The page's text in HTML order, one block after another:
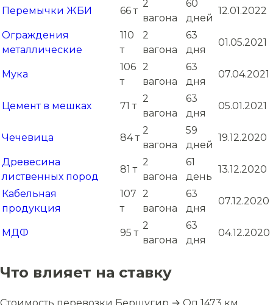
Перемычки ЖБИ 66 т
2
вагона
60
дней
12.01.2022
Ограждения
металлические
110
т
2
вагона
63
дня
01.05.2021
Мука
106
т
2
вагона
63
дня
07.04.2021
Цемент в мешках 71 т
2
вагона
63
дня
05.01.2021
Чечевица 84 т
2
вагона
59
дней
19.12.2020
Древесина
лиственных пород
81 т
2
вагона
61
день
13.12.2020
Кабельная
продукция
107
т
2
вагона
63
дня
07.12.2020
МДФ 95 т
2
вагона
63
дня
04.12.2020
Что влияет на ставку